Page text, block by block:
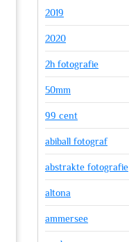
2019
2020
2h fotografie
50mm
99 cent
abiball fotograf
abstrakte fotografie
altona
ammersee